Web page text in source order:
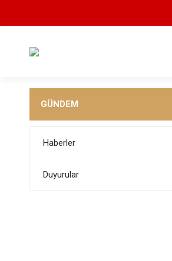
GÜNDEM
Haberler
Duyurular